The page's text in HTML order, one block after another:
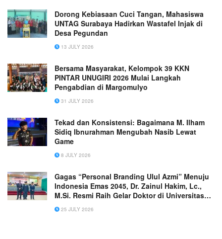
Dorong Kebiasaan Cuci Tangan, Mahasiswa
UNTAG Surabaya Hadirkan Wastafel Injak di
Desa Pegundan
13 JULY 2026
Bersama Masyarakat, Kelompok 39 KKN
PINTAR UNUGIRI 2026 Mulai Langkah
Pengabdian di Margomulyo
31 JULY 2026
Tekad dan Konsistensi: Bagaimana M. Ilham
Sidiq Ibnurahman Mengubah Nasib Lewat
Game
8 JULY 2026
Gagas “Personal Branding Ulul Azmi” Menuju
Indonesia Emas 2045, Dr. Zainul Hakim, Lc.,
M.Si. Resmi Raih Gelar Doktor di Universitas
PTIQ
25 JULY 2026